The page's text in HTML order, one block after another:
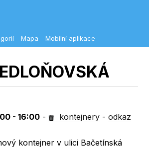
- Mapa - Mobilní aplikace
- 16:00 - kontejnery -odkaz
kontejner v ulici Bačetínská